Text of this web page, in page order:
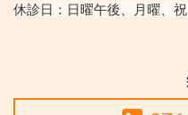
休診日： 日曜午後、月曜、